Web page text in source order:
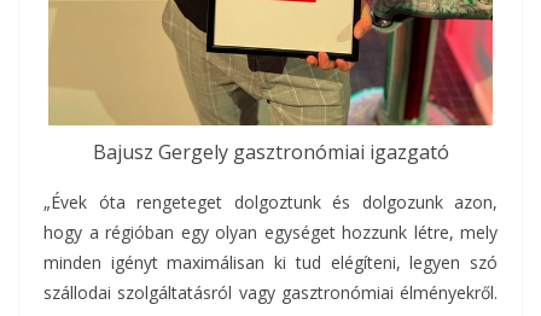
Bajusz Gergely gasztronómiai igazgató
„Évek óta rengeteget dolgoztunk és dolgozunk azon,
hogy a régióban egy olyan egységet hozzunk létre, mely
minden igényt maximálisan ki tud elégíteni, legyen szó
szállodai szolgáltatásról vagy gasztronómiai élményekről.